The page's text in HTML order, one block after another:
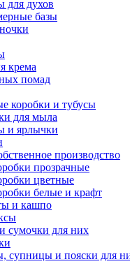
для духов
базы
крема
помад
коробки и тубусы
для мыла
и ярлычки
производство
прозрачные
цветные
белые и крафт
и кашпо
сумочки для них
супницы и пояски для